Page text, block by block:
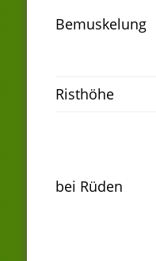
Bemuskelung
Risthöhe
bei Rüden